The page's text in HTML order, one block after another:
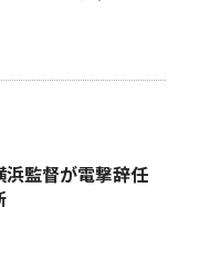
浜監督が電撃辞任